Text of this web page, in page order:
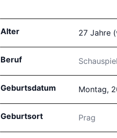
Alter 27 Jahre
Beruf
Geburtsdatum Montag,
Geburtsort Prag